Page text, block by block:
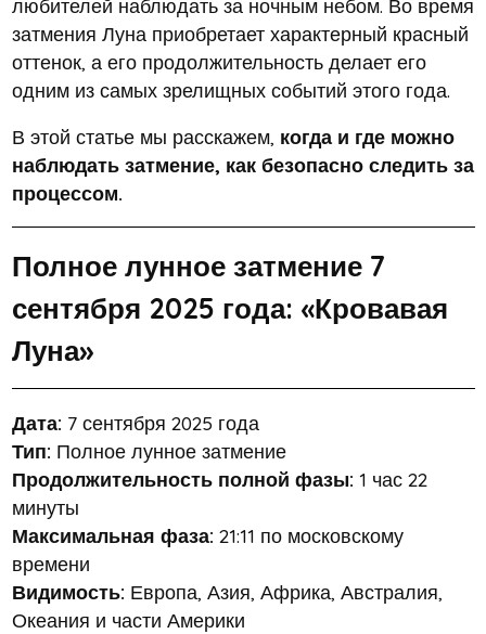
любителей наблюдать за ночным небом. Во время
затмения Луна приобретает характерный красный
оттенок, а его продолжительность делает его
одним из самых зрелищных событий этого года.
В этой статье мы расскажем, когда и где можно
наблюдать затмение, как безопасно следить за
процессом.
Полное лунное затмение 7
сентября 2025 года: «Кровавая
Луна»
Дата: 7 сентября 2025 года
Тип: Полное лунное затмение
Продолжительность полной фазы: 1 час 22
минуты
Максимальная фаза: 21:11 по московскому
времени
Видимость: Европа, Азия, Африка, Австралия,
Океания и части Америки